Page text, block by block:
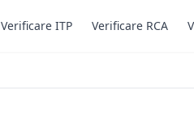
Verificare ITP Verificare RCA